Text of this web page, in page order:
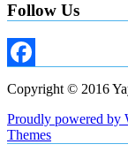
Follow Us
Copyright © 2016
Proudly powered by
Themes